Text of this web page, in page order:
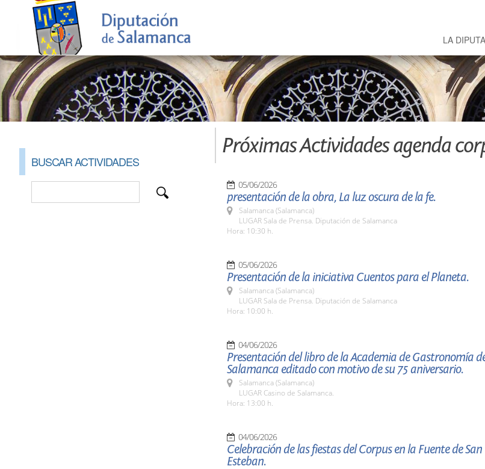
LA
BUSCAR ACTIVIDADES
Próximas Actividades agenda
05/06/2026
presentación de la obra, La luz oscura de la fe.
Salamanca (Salamanca)
LUGAR Sala de Prensa. Diputación de Salamanca
Hora: 10:30 h.
05/06/2026
Presentación de la iniciativa Cuentos para el Planeta.
Salamanca (Salamanca)
LUGAR Sala de Prensa. Diputación de Salamanca
Hora: 10:00 h.
04/06/2026
Presentación del libro de la Academia de Gastronomía
Salamanca editado con motivo de su 75 aniversario.
Salamanca (Salamanca)
LUGAR Casino de Salamanca.
Hora: 13:00 h.
04/06/2026
Celebración de las fiestas del Corpus en la Fuente de San
Esteban.